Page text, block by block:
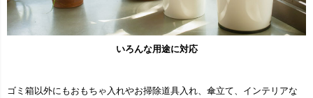
いろんな用途に対応
ゴミ箱以外にもおもちゃ入れやお掃除道具入れ、傘立て、インテリアな